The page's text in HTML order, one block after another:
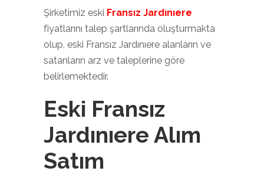
Şirketimiz eski Fransız Jardınıere
fiyatlarını talep şartlarında oluşturmakta
olup, eski Fransız Jardınıere alanların ve
satanların arz ve taleplerine göre
belirlemektedir.
Eski Fransız
Jardınıere Alım
Satım